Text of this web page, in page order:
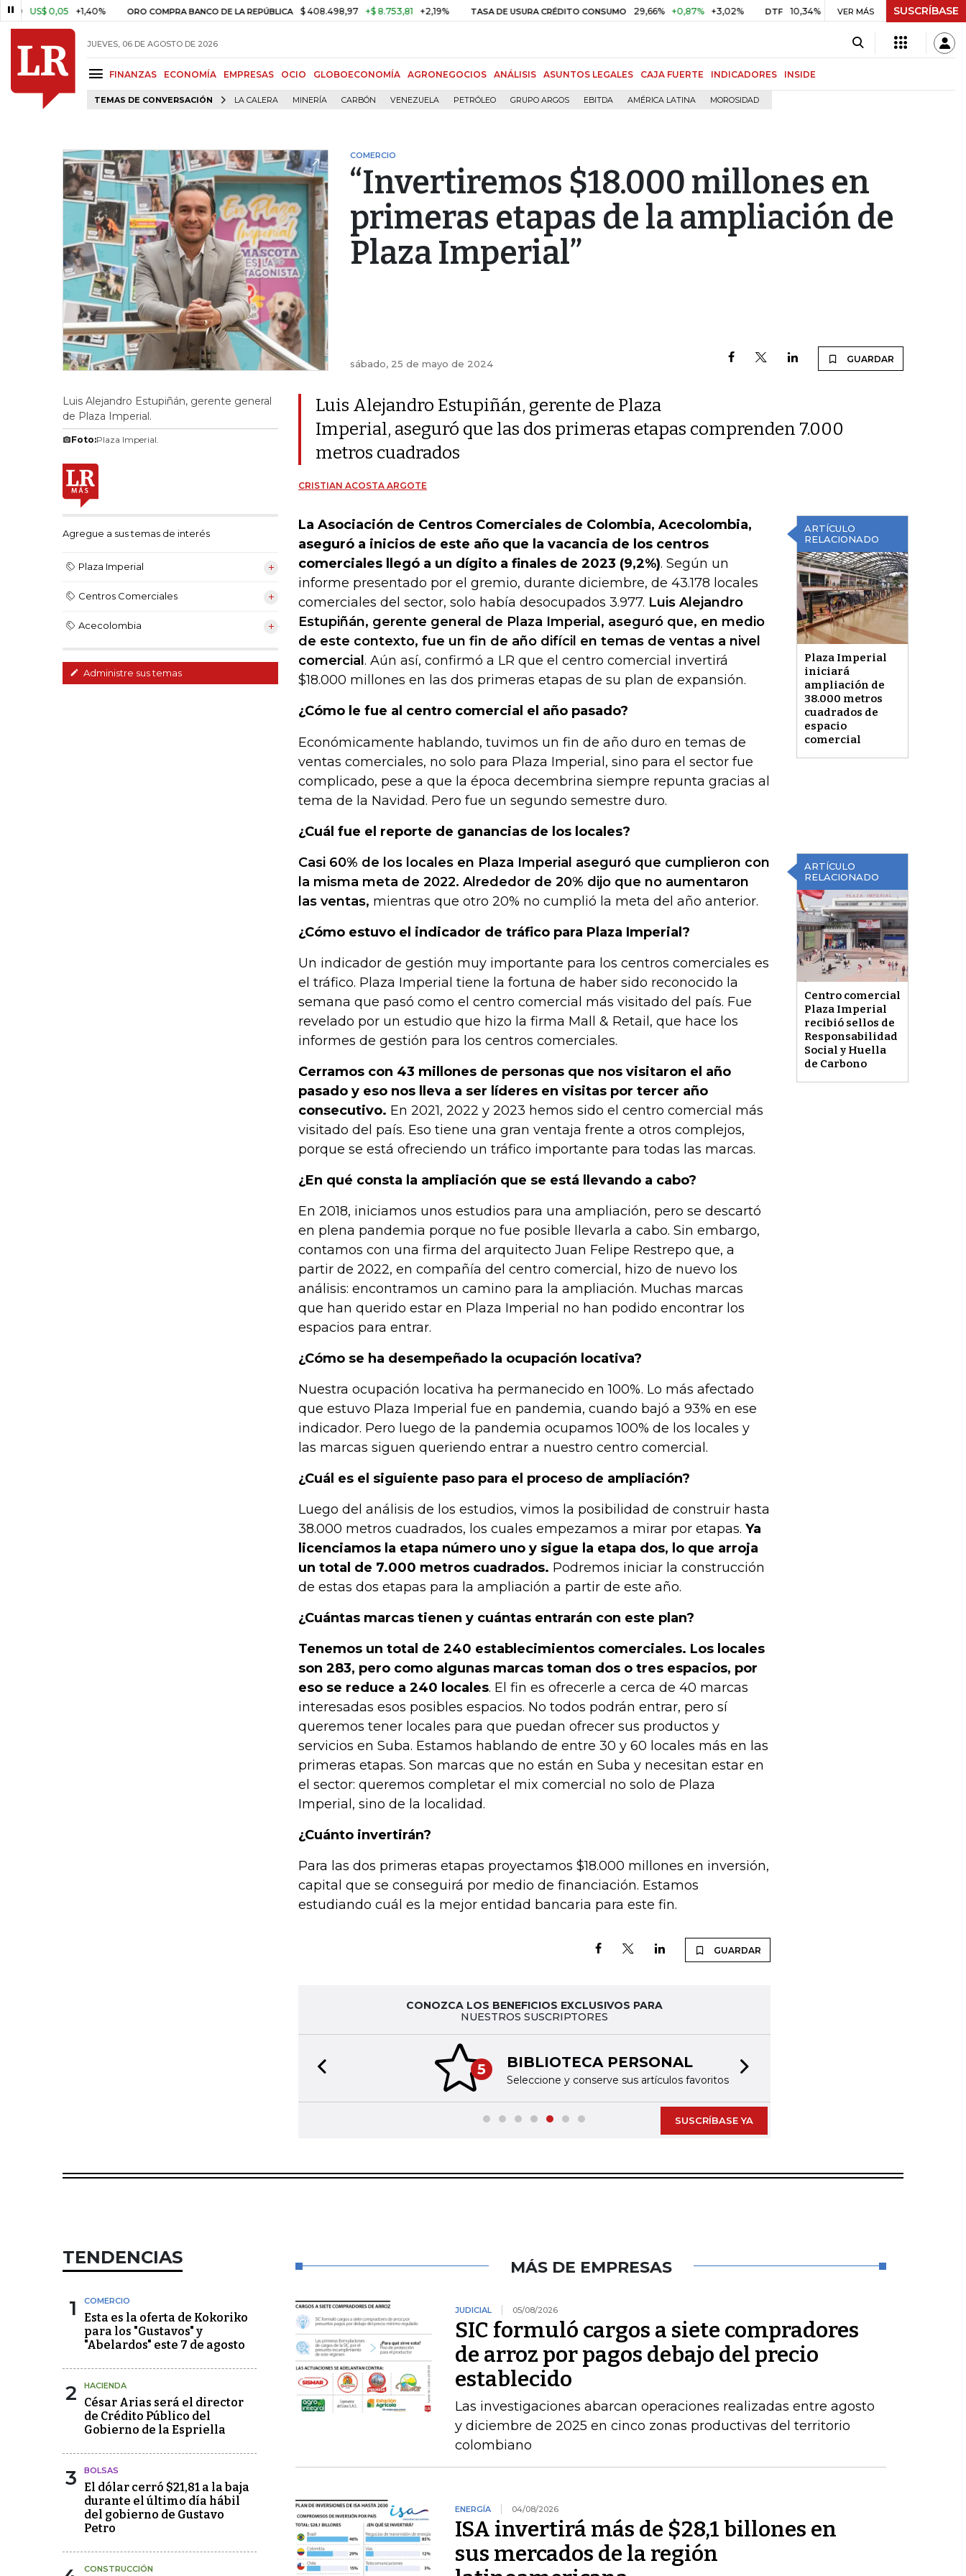
0,05 +1,40% ORO COMPRA BANCO DE LA REPÚBLICA $ 408.498,97 +$ 8.753,81 +2,19% TASA DE USURA CRÉDITO CONSUMO 29,66% +0,87% +3,02% DTF 10,34% +0,10% +0,98% UVR $ 416,86 +$
VER MÁS SUSCRÍBASE
JUEVES, 06 DE AGOSTO DE 2026
FINANZAS ECONOMÍA EMPRESAS OCIO GLOBOECONOMÍA AGRONEGOCIOS ANÁLISIS ASUNTOS LEGALES CAJA FUERTE INDICADORES INSIDE
TEMAS DE CONVERSACIÓN LA CALERA MINERÍA CARBÓN VENEZUELA PETRÓLEO GRUPO ARGOS EBITDA AMÉRICA LATINA MOROSIDAD
COMERCIO
“Invertiremos $18.000 millones en
primeras etapas de la ampliación de
Plaza Imperial”
sábado, 25 de mayo de 2024 GUARDAR
Luis Alejandro Estupiñán, gerente general
de Plaza Imperial.
Foto:Plaza Imperial.
Agregue a sus temas de interés
Plaza Imperial
Centros Comerciales
Acecolombia
Administre sus temas
Luis Alejandro Estupiñán, gerente de Plaza
Imperial, aseguró que las dos primeras etapas comprenden 7.000
metros cuadrados
CRISTIAN ACOSTA ARGOTE
ARTÍCULO
RELACIONADO
Plaza Imperial
iniciará
ampliación de
38.000 metros
cuadrados de
espacio
comercial
La Asociación de Centros Comerciales de Colombia, Acecolombia,
aseguró a inicios de este año que la vacancia de los centros
comerciales llegó a un dígito a finales de 2023 (9,2%). Según un
informe presentado por el gremio, durante diciembre, de 43.178 locales
comerciales del sector, solo había desocupados 3.977. Luis Alejandro
Estupiñán, gerente general de Plaza Imperial, aseguró que, en medio
de este contexto, fue un fin de año difícil en temas de ventas a nivel
comercial . Aún así, confirmó a LR que el centro comercial invertirá
$18.000 millones en las dos primeras etapas de su plan de expansión.
¿Cómo le fue al centro comercial el año pasado?
Económicamente hablando, tuvimos un fin de año duro en temas de
ventas comerciales, no solo para Plaza Imperial, sino para el sector fue
complicado, pese a que la época decembrina siempre repunta gracias al
tema de la Navidad. Pero fue un segundo semestre duro.
¿Cuál fue el reporte de ganancias de los locales?
ARTÍCULO
RELACIONADO
Centro comercial
Plaza Imperial
recibió sellos de
Responsabilidad
Social y Huella
de Carbono
Casi 60% de los locales en Plaza Imperial aseguró que cumplieron con
la misma meta de 2022. Alrededor de 20% dijo que no aumentaron
las ventas, mientras que otro 20% no cumplió la meta del año anterior.
¿Cómo estuvo el indicador de tráfico para Plaza Imperial?
Un indicador de gestión muy importante para los centros comerciales es
el tráfico. Plaza Imperial tiene la fortuna de haber sido reconocido la
semana que pasó como el centro comercial más visitado del país. Fue
revelado por un estudio que hizo la firma Mall & Retail, que hace los
informes de gestión para los centros comerciales.
Cerramos con 43 millones de personas que nos visitaron el año
pasado y eso nos lleva a ser líderes en visitas por tercer año
consecutivo. En 2021, 2022 y 2023 hemos sido el centro comercial más
visitado del país. Eso tiene una gran ventaja frente a otros complejos,
porque se está ofreciendo un tráfico importante para todas las marcas.
¿En qué consta la ampliación que se está llevando a cabo?
En 2018, iniciamos unos estudios para una ampliación, pero se descartó
en plena pandemia porque no fue posible llevarla a cabo. Sin embargo,
contamos con una firma del arquitecto Juan Felipe Restrepo que, a
partir de 2022, en compañía del centro comercial, hizo de nuevo los
análisis: encontramos un camino para la ampliación. Muchas marcas
que han querido estar en Plaza Imperial no han podido encontrar los
espacios para entrar.
¿Cómo se ha desempeñado la ocupación locativa?
Nuestra ocupación locativa ha permanecido en 100%. Lo más afectado
que estuvo Plaza Imperial fue en pandemia, cuando bajó a 93% en ese
indicador. Pero luego de la pandemia ocupamos 100% de los locales y
las marcas siguen queriendo entrar a nuestro centro comercial.
¿Cuál es el siguiente paso para el proceso de ampliación?
Luego del análisis de los estudios, vimos la posibilidad de construir hasta
38.000 metros cuadrados, los cuales empezamos a mirar por etapas. Ya
licenciamos la etapa número uno y sigue la etapa dos, lo que arroja
un total de 7.000 metros cuadrados. Podremos iniciar la construcción
de estas dos etapas para la ampliación a partir de este año.
¿Cuántas marcas tienen y cuántas entrarán con este plan?
Tenemos un total de 240 establecimientos comerciales. Los locales
son 283, pero como algunas marcas toman dos o tres espacios, por
eso se reduce a 240 locales. El fin es ofrecerle a cerca de 40 marcas
interesadas esos posibles espacios. No todos podrán entrar, pero sí
queremos tener locales para que puedan ofrecer sus productos y
servicios en Suba. Estamos hablando de entre 30 y 60 locales más en las
primeras etapas. Son marcas que no están en Suba y necesitan estar en
el sector: queremos completar el mix comercial no solo de Plaza
Imperial, sino de la localidad.
¿Cuánto invertirán?
Para las dos primeras etapas proyectamos $18.000 millones en inversión,
capital que se conseguirá por medio de financiación. Estamos
estudiando cuál es la mejor entidad bancaria para este fin.
GUARDAR
CONOZCA LOS BENEFICIOS EXCLUSIVOS PARA
NUESTROS SUSCRIPTORES
BIBLIOTECA PERSONAL
Seleccione y conserve sus artículos favoritos
Previous slide
SUSCRÍBASE YA
TENDENCIAS
1 COMERCIO
Esta es la oferta de Kokoriko
para los "Gustavos" y
"Abelardos" este 7 de agosto
2 HACIENDA
César Arias será el director
de Crédito Público del
Gobierno de la Espriella
3 BOLSAS
El dólar cerró $21,81 a la baja
durante el último día hábil
del gobierno de Gustavo
Petro
CONSTRUCCIÓN
MÁS DE EMPRESAS
JUDICIAL 05/08/2026
SIC formuló cargos a siete compradores
de arroz por pagos debajo del precio
establecido
Las investigaciones abarcan operaciones realizadas entre agosto
y diciembre de 2025 en cinco zonas productivas del territorio
colombiano
ENERGÍA 04/08/2026
ISA invertirá más de $28,1 billones en
sus mercados de la región